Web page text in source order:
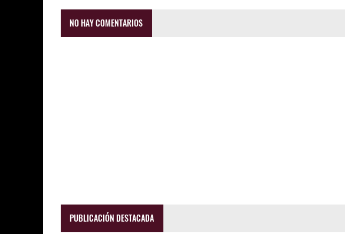
NO HAY COMENTARIOS
PUBLICACIÓN DESTACADA